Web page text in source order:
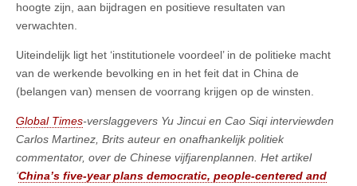
hoogte zijn, aan bijdragen en positieve resultaten van
verwachten.
Uiteindelijk ligt het ‘institutionele voordeel’ in de politieke macht
van de werkende bevolking en in het feit dat in China de
(belangen van) mensen de voorrang krijgen op de winsten.
Global Times-verslaggevers Yu Jincui en Cao Siqi interviewden
Carlos Martinez, Brits auteur en onafhankelijk politiek
commentator, over de Chinese vijfjarenplannen. Het artikel
‘China’s five-year plans democratic, people-centered and